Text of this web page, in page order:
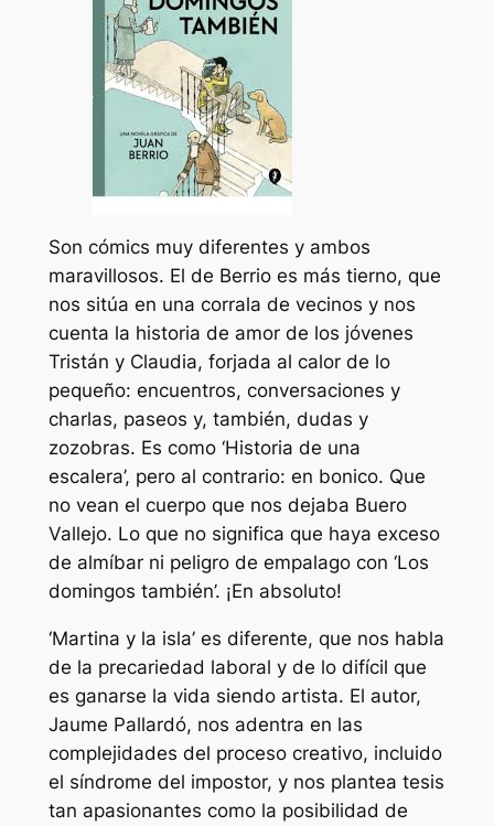
Son cómics muy diferentes y ambos
maravillosos. El de Berrio es más tierno, que
nos sitúa en una corrala de vecinos y nos
cuenta la historia de amor de los jóvenes
Tristán y Claudia, forjada al calor de lo
pequeño: encuentros, conversaciones y
charlas, paseos y, también, dudas y
zozobras. Es como ‘Historia de una
escalera’, pero al contrario: en bonico. Que
no vean el cuerpo que nos dejaba Buero
Vallejo. Lo que no significa que haya exceso
de almíbar ni peligro de empalago con ‘Los
domingos también’. ¡En absoluto!
‘Martina y la isla’ es diferente, que nos habla
de la precariedad laboral y de lo difícil que
es ganarse la vida siendo artista. El autor,
Jaume Pallardó, nos adentra en las
complejidades del proceso creativo, incluido
el síndrome del impostor, y nos plantea tesis
tan apasionantes como la posibilidad de